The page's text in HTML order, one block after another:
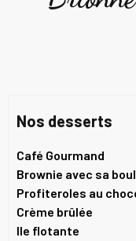
Nos desserts
Café Gourmand
Brownie avec sa
Profiteroles au
Crème brûlée
Ile flotante